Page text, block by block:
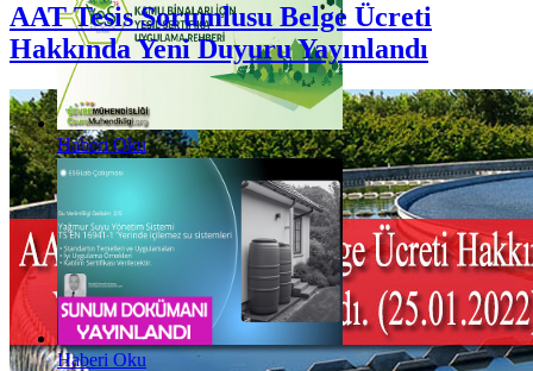
Haberi Oku
Haberi Oku
AAT Tesis Sorumlusu Belge Ücreti
Hakkında Yeni Duyuru Yayınlandı